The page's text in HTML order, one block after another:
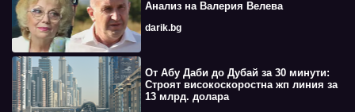
Анализ на Валерия Велева
darik.bg
От Абу Даби до Дубай за 30 минути:
Строят високоскоростна жп линия за
13 млрд. долара